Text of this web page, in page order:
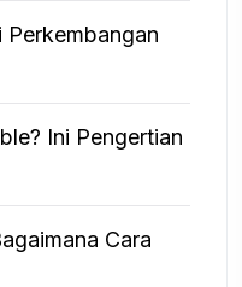
Ini Pengertian
Cara